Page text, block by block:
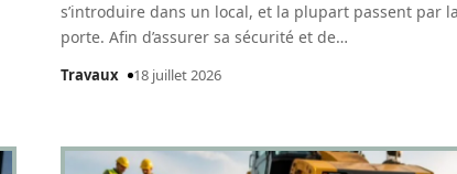
s’introduire dans un local, et la plupart passent par la
porte. Afin d’assurer sa sécurité et de…
Travaux 18 juillet 2026